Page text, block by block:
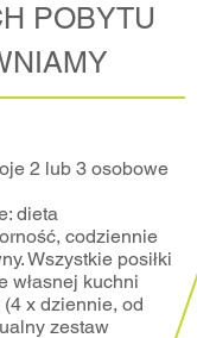
POBYTU
2 lub 3 osobowe
dieta
codziennie
Wszystkie posiłki
własnej kuchni
x dziennie, od
zestaw